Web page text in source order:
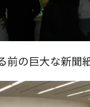
前の巨大な新聞